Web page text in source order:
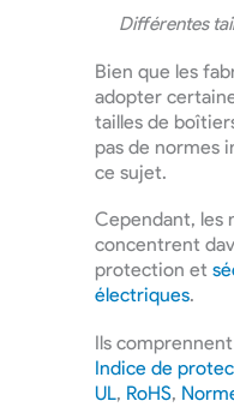
Différentes
Bien que les
adopter
tailles de
pas de normes
ce sujet.
Cependant, les
concentrent
protection et
électriques.
Ils
Indice de
UL, RoHS,